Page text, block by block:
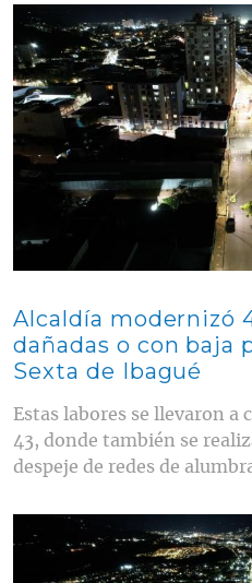
Contenido multimedia principal
Alcaldía modernizó
dañadas o con baja
Sexta de Ibagué
Estas labores se llevaron a
43, donde también se
despeje de redes de
Contenido multimedia principal